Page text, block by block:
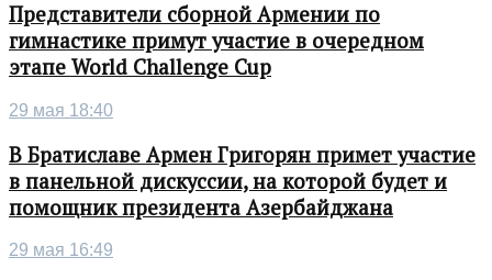
Представители сборной Армении по
гимнастике примут участие в очередном
этапе World Challenge Cup
29 мая 18:40
В Братиславе Армен Григорян примет участие
в панельной дискуссии, на которой будет и
помощник президента Азербайджана
29 мая 16:49